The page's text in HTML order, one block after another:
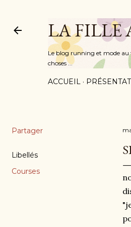
LA FILLE
Le blog running et mode au
choses ...
ACCUEIL
Partager
Libellés
Courses